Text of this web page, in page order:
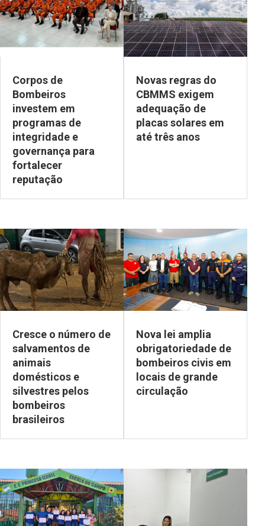
Corpos de
Bombeiros
investem em
programas de
integridade e
governança para
fortalecer
reputação
Novas regras do
CBMMS exigem
adequação de
placas solares em
até três anos
Cresce o número de
salvamentos de
animais
domésticos e
silvestres pelos
bombeiros
brasileiros
Nova lei amplia
obrigatoriedade de
bombeiros civis em
locais de grande
circulação